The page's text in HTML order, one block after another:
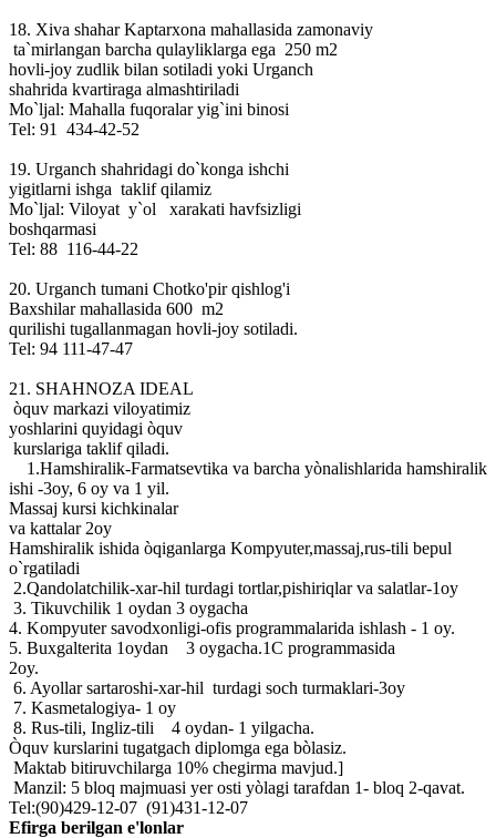
18. Xiva shahar Kaptarxona mahallasida zamonaviy
ta`mirlangan barcha qulayliklarga ega 250 m2
hovli-joy zudlik bilan sotiladi yoki Urganch
shahrida kvartiraga almashtiriladi
Mo`ljal: Mahalla fuqoralar yig`ini binosi
Tel: 91 434-42-52
19. Urganch shahridagi do`konga ishchi
yigitlarni ishga taklif qilamiz
Mo`ljal: Viloyat y`ol xarakati havfsizligi
boshqarmasi
Tel: 88 116-44-22
20. Urganch tumani Chotko'pir qishlog'i
Baxshilar mahallasida 600 m2
qurilishi tugallanmagan hovli-joy sotiladi.
Tel: 94 111-47-47
21. SHAHNOZA IDEAL
òquv markazi viloyatimiz
yoshlarini quyidagi òquv
kurslariga taklif qiladi.
1.Hamshiralik-Farmatsevtika va barcha yònalishlarida hamshiralik
ishi -3oy, 6 oy va 1 yil.
Massaj kursi kichkinalar
va kattalar 2oy
Hamshiralik ishida òqiganlarga Kompyuter,massaj,rus-tili bepul
o`rgatiladi
2.Qandolatchilik-xar-hil turdagi tortlar,pishiriqlar va salatlar-1oy
3. Tikuvchilik 1 oydan 3 oygacha
4. Kompyuter savodxonligi-ofis programmalarida ishlash - 1 oy.
5. Buxgalterita 1oydan 3 oygacha.1C programmasida
2oy.
6. Ayollar sartaroshi-xar-hil turdagi soch turmaklari-3oy
7. Kasmetalogiya- 1 oy
8. Rus-tili, Ingliz-tili 4 oydan- 1 yilgacha.
Òquv kurslarini tugatgach diplomga ega bòlasiz.
Maktab bitiruvchilarga 10% chegirma mavjud.]
Manzil: 5 bloq majmuasi yer osti yòlagi tarafdan 1- bloq 2-qavat.
Tel:(90)429-12-07 (91)431-12-07
Efirga berilgan e'lonlar